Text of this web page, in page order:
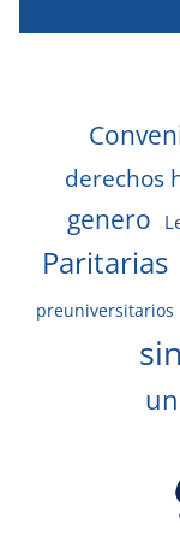
derechos
genero
Paritarias
preuniversitarios